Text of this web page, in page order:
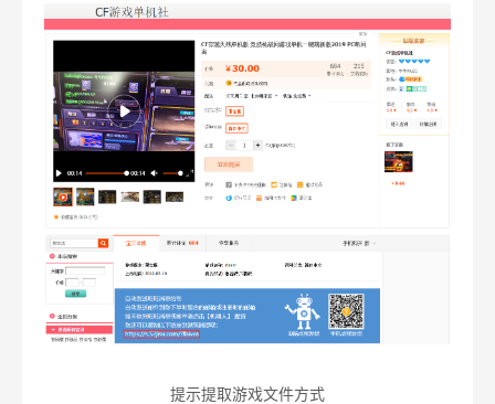
提示提取游戏文件方式